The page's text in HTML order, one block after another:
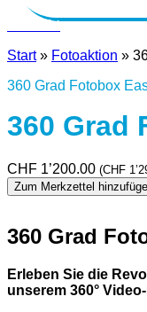
Kontakt
Start» Fotoaktion »
360 Grad Fotobox
360 Grad
CHF 1’200.00 (CHF
Zum Merkzettel
360 Grad
Erleben Sie die
unserem 360°